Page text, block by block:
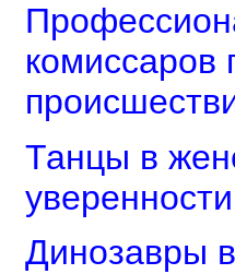
комиссаров
Танцы в
Динозавры